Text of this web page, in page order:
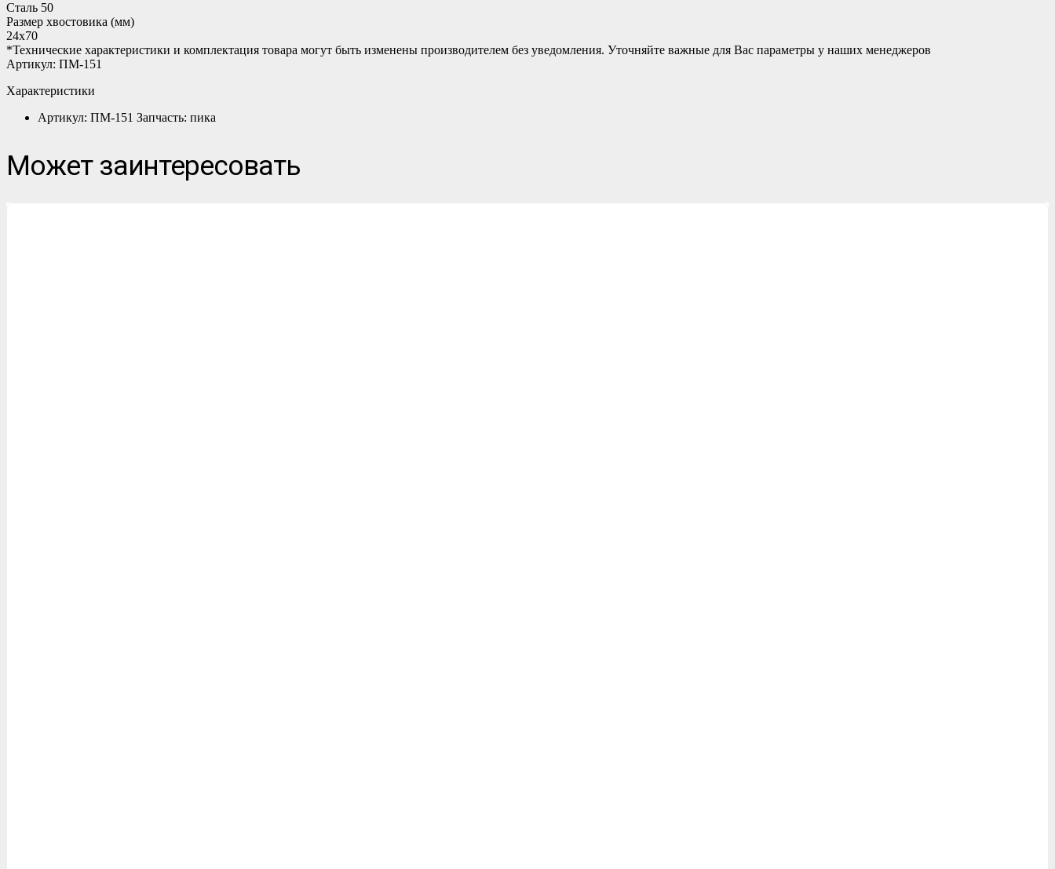
Сталь 50
Размер хвостовика (мм)
24х70
*Технические характеристики и комплектация товара могут быть изменены производителем без уведомления. Уточняйте важные для Вас параметры у наших менеджеров
Артикул: ПМ-151
Характеристики
Артикул: ПМ-151 Запчасть: пика
Может заинтересовать